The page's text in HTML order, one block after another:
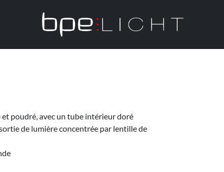
poudré, avec un tube intérieur doré
de lumière concentrée par lentille de